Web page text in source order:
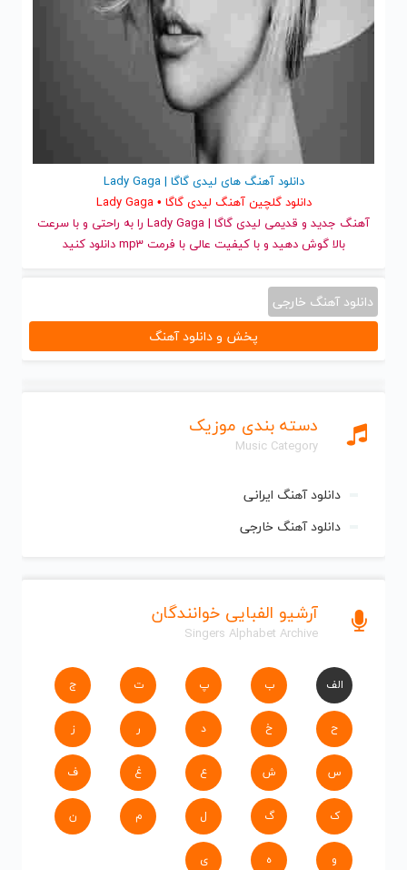
دسته بندی موزیک
Music Category
دانلود آهنگ ایرانی
دانلود آهنگ خارجی
آرشیو الفبایی خوانندگان
Singers Alphabet Archive
الف ب پ ت ج
ح خ د ر ز
س ش ع غ ف
ک گ ل م ن
و ه ی
دانلود آهنگ های لیدی گاگا | Lady Gaga
دانلود گلچین آهنگ لیدی گاگا • Lady Gaga
آهنگ جدید
و قدیمی لیدی گاگا | Lady Gaga را به راحتی و با سرعت
بالا گوش دهید و با کیفیت عالی با فرمت mp3 دانلود کنید
دانلود آهنگ خارجی
پخش و دانلود آهنگ